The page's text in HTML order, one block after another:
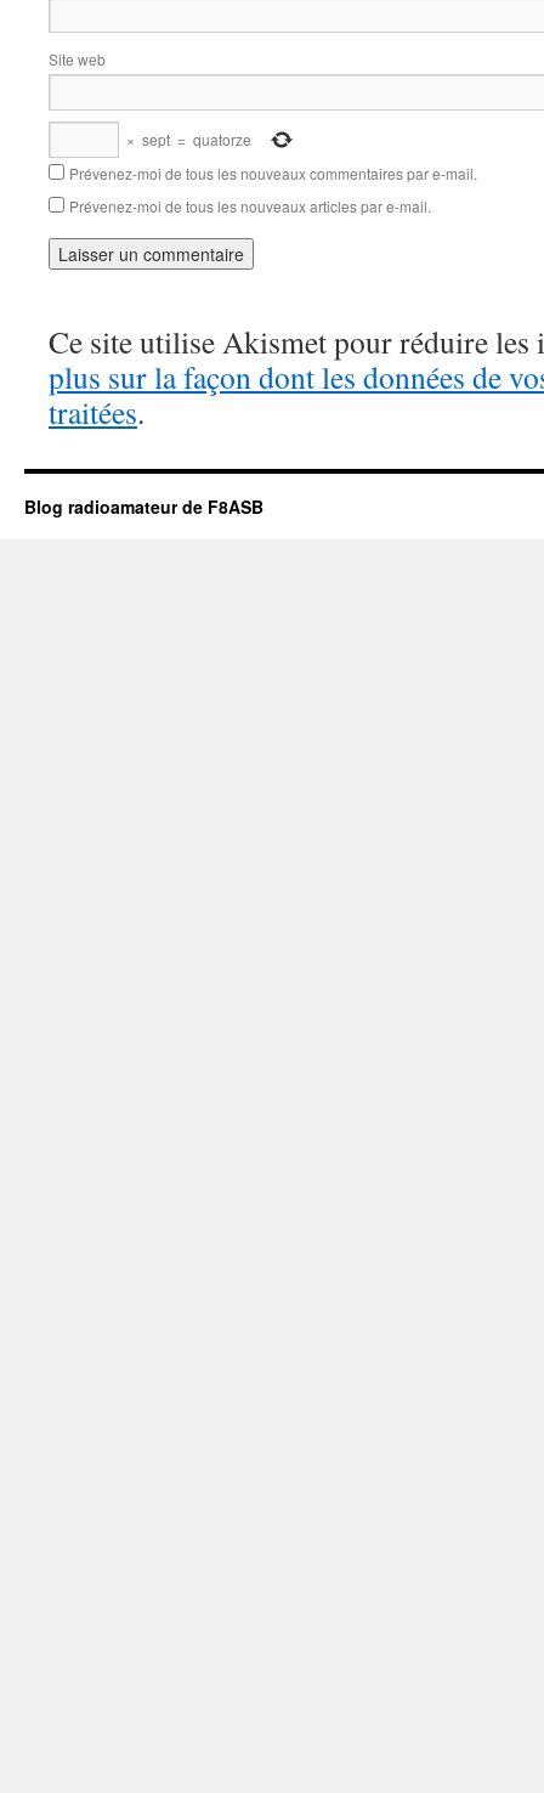
Site web
× sept = quatorze
Prévenez-moi de tous les nouveaux commentaires par e-mail.
Prévenez-moi de tous les nouveaux articles par e-mail.
Ce site utilise Akismet pour réduire les
plus sur la façon dont les données de
traitées.
Blog radioamateur de F8ASB